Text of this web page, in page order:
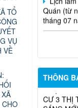
THÔNG
Nghị
chỉnh, đổi
CHÍNH
HOẠCH
CƯ 3 THỊ
Thông
TỔ
VỤ
VỀ